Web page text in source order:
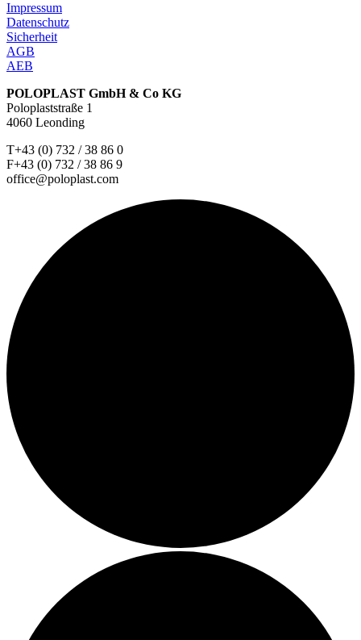
Impressum
Datenschutz
Sicherheit
AGB
AEB
POLOPLAST GmbH & Co KG
Poloplaststraße 1
4060 Leonding
T+43 (0) 732 / 38 86 0
F+43 (0) 732 / 38 86 9
office@poloplast.com